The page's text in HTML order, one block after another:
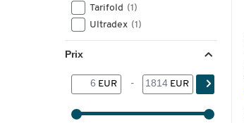
Tarifold (1)
Ultradex (1)
Prix
EUR - EUR